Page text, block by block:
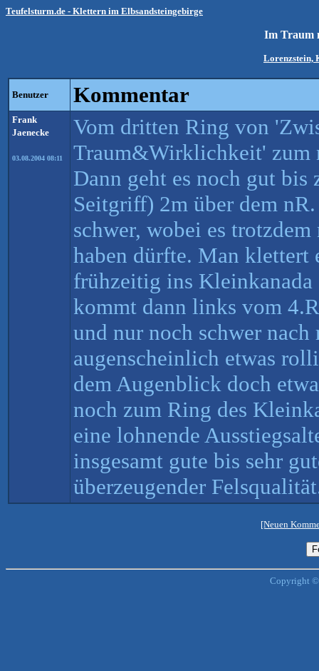
Teufelsturm.de - Klettern im Elbsandsteingebirge
Im Traum
Lorenzstein,
Benutzer Kommentar
Frank
Jaenecke
03.08.2004 08:11
Vom dritten Ring von
Traum&Wirklichkeit' zum
Dann geht es noch gut bis
Seitgriff) 2m über dem
schwer, wobei es
haben dürfte. Man klettert
frühzeitig ins Kleinkanada
kommt dann links vom
und nur noch schwer nach
augenscheinlich etwas
dem Augenblick doch
noch zum Ring des
eine lohnende
insgesamt gute bis sehr
überzeugender
[Neuen
Copyright ©